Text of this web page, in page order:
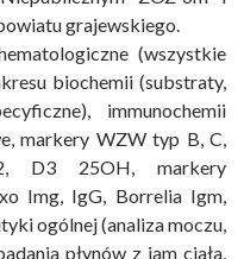
grajewskiego.
(wszystkie
biochemii (substraty,
immunochemii
markery WZW typ B, C,
D3 25OH, markery
Img, IgG, Borrelia Igm,
ogólnej (analiza moczu,
płynów z jam ciała,